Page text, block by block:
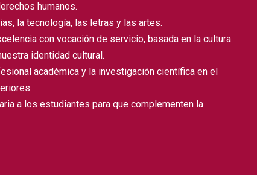
humanos.
la tecnología, las letras y las artes.
con vocación de servicio, basada en la cultura
identidad cultural.
académica y la investigación científica en el
a los estudiantes para que complementen la